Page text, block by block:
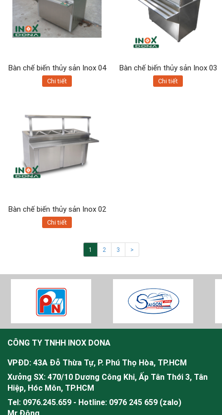
Bàn chế biến thủy sản Inox 04
Chi tiết
Bàn chế biến thủy sản Inox 03
Chi tiết
Bàn chế biến thủy sản Inox 02
Chi tiết
1 2 3 >
CÔNG TY TNHH INOX DONA
VPĐD: 43A Đỗ Thừa Tự, P. Phú Thọ Hòa, TP.HCM
Xưởng SX: 470/10 Dương Công Khi, Ấp Tân Thới 3, Tân
Hiệp, Hóc Môn, TP.HCM
Tel: 0976.245.659 - Hotline: 0976 245 659 (zalo)
Mr. Đông